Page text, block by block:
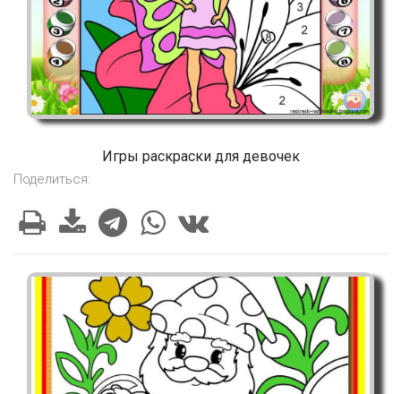
Игры раскраски для девочек
Поделиться: